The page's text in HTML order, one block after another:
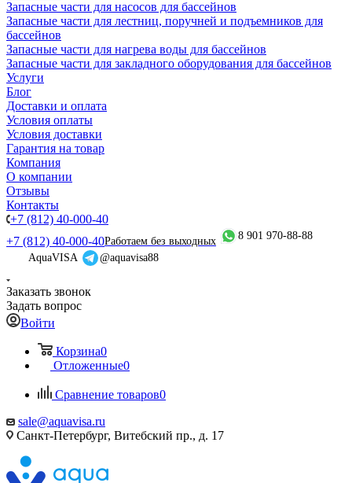
Запасные части для насосов для бассейнов
Запасные части для лестниц, поручней и подъемников для
бассейнов
Запасные части для нагрева воды для бассейнов
Запасные части для закладного оборудования для бассейнов
Услуги
Блог
Доставки и оплата
Условия оплаты
Условия доставки
Гарантия на товар
Компания
О компании
Отзывы
Контакты
+7 (812) 40-000-40
+7 (812) 40-000-40Работаем без выходных
8 901 970-88-88
AquaVISA
@aquavisa88
Заказать звонок
Задать вопрос
Войти
Корзина0
Отложенные0
Сравнение товаров0
sale@aquavisa.ru
Санкт-Петербург, Витебский пр., д. 17